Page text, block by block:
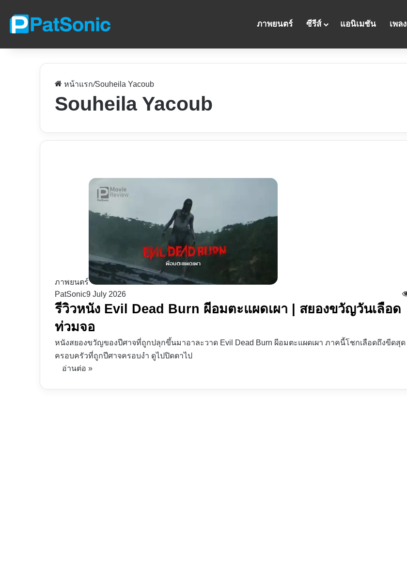
ภาพยนตร์ ซีรีส์ แอนิเมชัน เพลง
หน้าแรก/Souheila Yacoub
Souheila Yacoub
ภาพยนตร์
PatSonic9 July 2026
รีวิวหนัง Evil Dead Burn ผีอมตะแผดเผา | สยองขวัญวันเลือด
ท่วมจอ
หนังสยองขวัญของปีศาจที่ถูกปลุกขึ้นมาอาละวาด Evil Dead Burn ผีอมตะแผดเผา ภาคนี้โชกเลือดถึงขีดสุด
ครอบครัวที่ถูกปีศาจครอบงำ ดูไปปิดตาไป
อ่านต่อ »